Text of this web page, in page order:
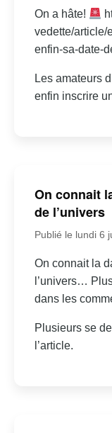
On a hâte!
vedette/article/
enfin-sa-date-
Les amateurs
enfin inscrire
On connait
de l’univers
Publié le lundi 6
On connait la
l’univers…
dans les
Plusieurs se
l’article.